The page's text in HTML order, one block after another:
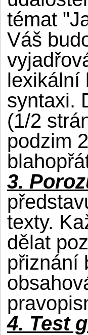
témat
Váš
lexikální
syntaxi.
(1/2
podzim
3.
texty.
dělat
přiznání
4. Test